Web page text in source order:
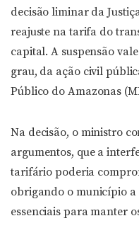
decisãoliminarda
reajuste na tarifa do
capital. A suspensão
grau, da ação civil
Público do Amazonas
Na decisão, o ministro
argumentos, que a
tarifário poderia
obrigando o município a
essenciais para manter